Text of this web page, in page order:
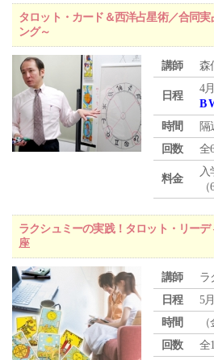
タロット・カード＆西洋占星術／合同
ング～
講師 森
日程
4
B
時間
隔
回数
全
料金
入
ラクシュミーの実践！タロット・リー
座
講師
ラ
日程
5
時間
（
回数
全